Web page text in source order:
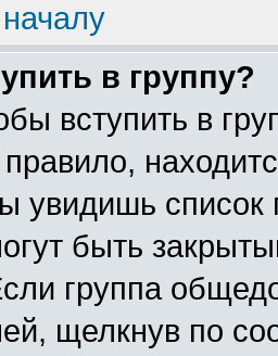
в группу?
вступить в
правило,
увидишь
быть
группа
щелкнув по